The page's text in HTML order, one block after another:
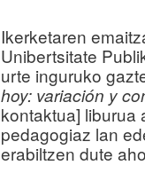
Ikerketaren
Unibertsitate
urte inguruko
hoy: variación y
kontaktua] liburua
pedagogiaz lan
erabiltzen dute